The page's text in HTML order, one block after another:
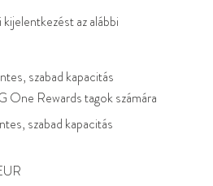
az alábbi
szabad kapacitás
One Rewards tagok számára
szabad kapacitás